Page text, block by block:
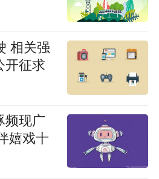
相关强
开征求
频现广
嬉戏十